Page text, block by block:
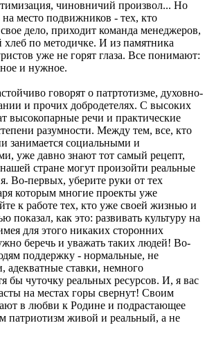
чиновничий произвол... Но
на место подвижников - тех, кто
дело, приходит команда менеджеров,
по методичке. И из памятника
уже не горят глаза. Все понимают:
и нужное.
говорят о патртотизме, духовно-
и прочих добродетелях. С высоких
высокопарные речи и практические
разумности. Между тем, все, кто
занимается социальными и
уже давно знают тот самый рецепт,
стране могут произойти реальные
Во-первых, уберите руки от тех
которым многие проекты уже
к работе тех, кто уже своей жизнью и
показал, как это: развивать культуру на
для этого никаких сторонних
беречь и уважать таких людей! Во-
поддержку - нормальные, не
адекватные ставки, немного
бы чуточку реальных ресурсов. И, я вас
на местах горы свернут! Своим
в любви к Родине и подрастающее
патриотизм живой и реальный, а не